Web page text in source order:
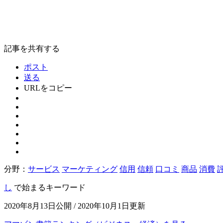
記事を共有する
ポスト
送る
URLをコピー
分野： サービス マーケティング 信用 信頼 口コミ 商品 消費
し で始まるキーワード
2020年8月13日公開 / 2020年10月1日更新